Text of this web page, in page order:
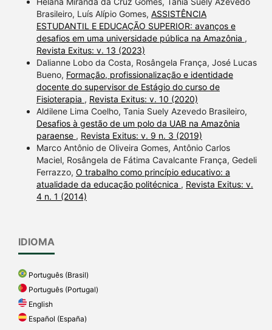
Brasileiro, Luís Alípio Gomes, ASSISTÊNCIA
ESTUDANTIL E EDUCAÇÃO SUPERIOR: avanços e
desafios em uma universidade pública na Amazônia ,
Revista Exitus: v. 13 (2023)
Dalianne Lobo da Costa, Rosângela França, José Lucas
Bueno, Formação, profissionalização e identidade
docente do supervisor de Estágio do curso de
Fisioterapia , Revista Exitus: v. 10 (2020)
Aldilene Lima Coelho, Tania Suely Azevedo Brasileiro,
Desafios à gestão de um polo da UAB na Amazônia
paraense , Revista Exitus: v. 9 n. 3 (2019)
Marco Antônio de Oliveira Gomes, Antônio Carlos
Maciel, Rosângela de Fátima Cavalcante França, Gedeli
Ferrazzo, O trabalho como princípio educativo: a
atualidade da educação politécnica , Revista Exitus: v.
4 n. 1 (2014)
IDIOMA
Português (Brasil)
Português (Portugal)
English
Español (España)